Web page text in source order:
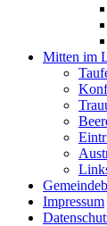
Mitten im
Impressum